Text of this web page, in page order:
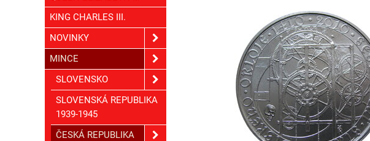
KING CHARLES III.
NOVINKY
MINCE
SLOVENSKO
SLOVENSKÁ REPUBLIKA
1939-1945
ČESKÁ REPUBLIKA